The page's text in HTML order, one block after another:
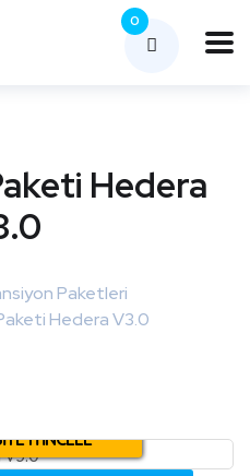
0
Hedera
Paketleri
Hedera V3.0
İNCELE